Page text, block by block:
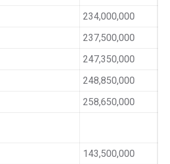
234,000,000
237,500,000
247,350,000
248,850,000
258,650,000
143,500,000